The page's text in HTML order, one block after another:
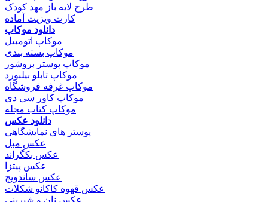
طرح لایه باز مهد کودک
کارت ویزیت آماده
دانلود موکاپ
موکاپ اتومبیل
موکاپ بسته بندی
موکاپ پوستر بروشور
موکاپ تابلو بیلبورد
موکاپ غرفه فروشگاه
موکاپ کاور سی دی
موکاپ کتاب مجله
دانلود عکس
پوستر های نمایشگاهی
عکس مبل
عکس بکگراند
عکس پیتزا
عکس ساندویچ
عکس قهوه کاکائو شکلات
عکس نان و شیرینی